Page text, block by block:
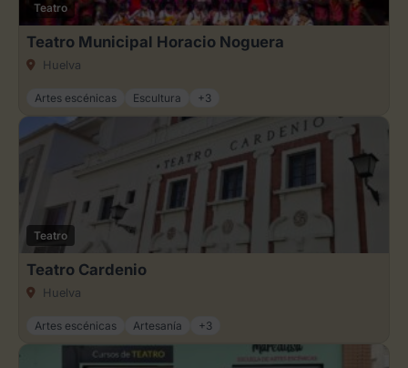
Teatro
Teatro Municipal Horacio Noguera
Huelva
Artes escénicas Escultura +3
Teatro
Teatro Cardenio
Huelva
Artes escénicas Artesanía +3